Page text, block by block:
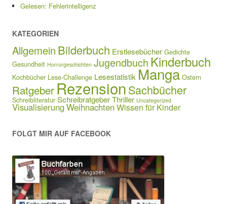
Gelesen: Fehlerintelligenz
KATEGORIEN
Allgemein Bilderbuch Erstlesebücher Gedichte
Gesundheit Horrorgeschichten Jugendbuch Kinderbuch
Kochbücher Lese-Challenge Lesestatistik Manga Ostern
Ratgeber RezensionSachbücher
Schreibliteratur SchreibratgeberThriller Uncategorized
VisualisierungWeihnachtenWissen für Kinder
FOLGT MIR AUF FACEBOOK